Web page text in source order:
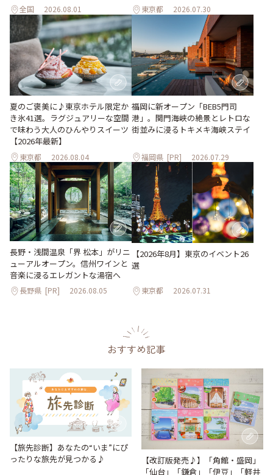
全国 2026.08.01 東京都 2026.07.30
夏のご褒美に♪東京ホテル限定か
き氷41選。ラグジュアリーな空間
で味わう大人のひんやりスイーツ
【2026年最新】
東京都 2026.08.04
福岡に新オープン「BEB5門司
港」。関門海峡の絶景とレトロな
街並みに浸るトキメキ海峡ステイ
福岡県 [PR] 2026.07.29
長野・浅間温泉「界 松本」がリニ
ューアルオープン。信州ワインと
音楽に浸るエレガントな湯宿へ
長野県 [PR] 2026.08.05
【2026年8月】東京のイベント26
選
東京都 2026.07.31
おすすめ記事
【旅先診断】あなたの“いま”にぴ
ったりな旅先が見つかる♪
【改訂版発売♪】「角館・盛岡」
「仙台」「鎌倉」「伊豆」「軽井